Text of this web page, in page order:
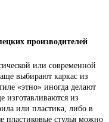
производителей
или современной
выбирают каркас из
«этно» иногда делают
изготавливаются из
или пластика, либо в
пластиковые стулья можно